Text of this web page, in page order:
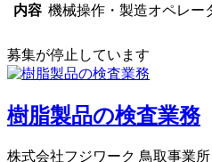
内容 機械操作・製造オペレー
募集が停止しています
樹脂製品の検査業務
株式会社フジワーク 鳥取事業所